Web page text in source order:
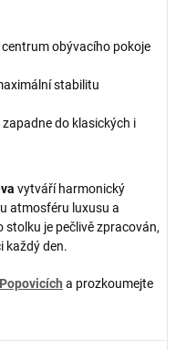
obývacího pokoje
stabilitu
zapadne do klasických i
vytváří harmonický
atmosféru luxusu a
je pečlivě zpracován,
každý den.
a prozkoumejte